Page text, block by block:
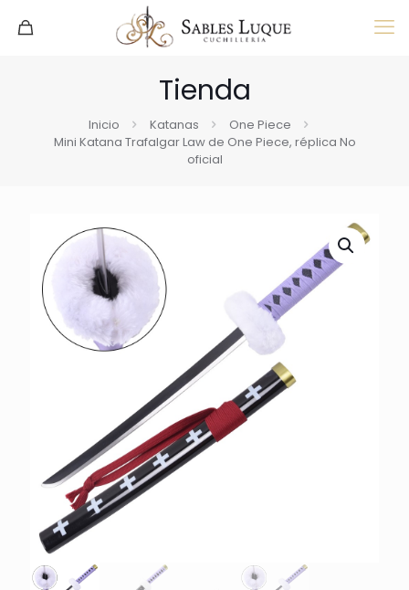
Tienda
Inicio Katanas
One Piece
Mini Katana Trafalgar Law de One Piece, réplica No
oficial